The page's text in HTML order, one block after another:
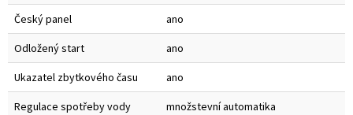
Český panel ano
Odložený start ano
Ukazatel zbytkového času ano
Regulace spotřeby vody množstevní automatika